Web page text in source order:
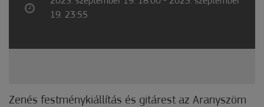
19. 23:55
Zenés festménykiállítás és gitárest az Aranyszöm